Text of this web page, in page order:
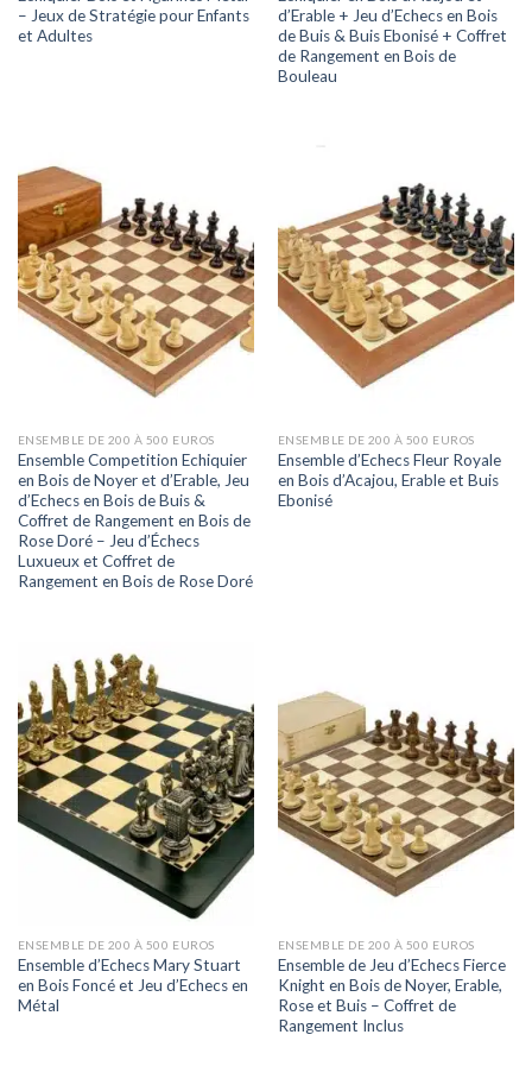
– Jeux de Stratégie pour Enfants
et Adultes
d’Erable + Jeu d’Echecs en Bois
de Buis & Buis Ebonisé + Coffret
de Rangement en Bois de
Bouleau
ENSEMBLE DE 200 À 500 EUROS
Ensemble Competition Echiquier
en Bois de Noyer et d’Erable, Jeu
d’Echecs en Bois de Buis &
Coffret de Rangement en Bois de
Rose Doré – Jeu d’Échecs
Luxueux et Coffret de
Rangement en Bois de Rose Doré
ENSEMBLE DE 200 À 500 EUROS
Ensemble d’Echecs Fleur Royale
en Bois d’Acajou, Erable et Buis
Ebonisé
ENSEMBLE DE 200 À 500 EUROS
Ensemble d’Echecs Mary Stuart
en Bois Foncé et Jeu d’Echecs en
Métal
ENSEMBLE DE 200 À 500 EUROS
Ensemble de Jeu d’Echecs Fierce
Knight en Bois de Noyer, Erable,
Rose et Buis – Coffret de
Rangement Inclus